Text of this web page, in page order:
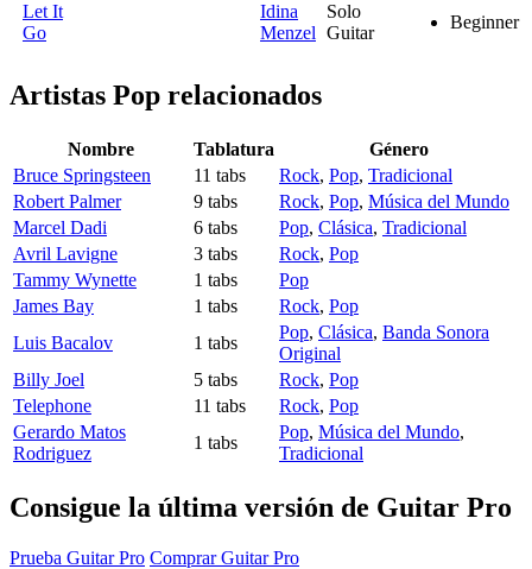
Let It
Go
Idina
Menzel
Solo
Guitar
Beginner
Artistas Pop relacionados
Nombre Tablatura
Género
Bruce Springsteen
11 tabs Rock, Pop, Tradicional
Robert Palmer
9 tabs Rock, Pop, Música del Mundo
Marcel Dadi
6 tabs Pop, Clásica, Tradicional
Avril Lavigne
3 tabs Rock, Pop
Tammy Wynette
1 tabs
Pop
James Bay
1 tabs Rock, Pop
Luis Bacalov
1 tabs
Pop, Clásica, Banda Sonora
Original
Billy Joel
5 tabs Rock, Pop
Telephone
11 tabs Rock, Pop
Gerardo Matos
Rodriguez
1 tabs
Pop, Música del Mundo,
Tradicional
Consigue la última versión de Guitar Pro
Prueba Guitar Pro Comprar Guitar Pro